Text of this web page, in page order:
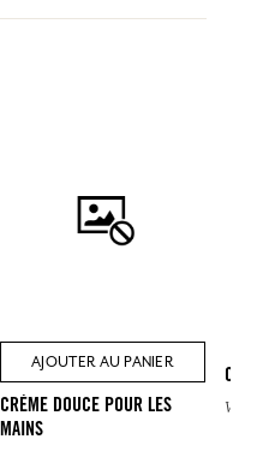
AJOUTER AU PANIER
CRÈME DOUCE POUR LES
MAINS
Vrai